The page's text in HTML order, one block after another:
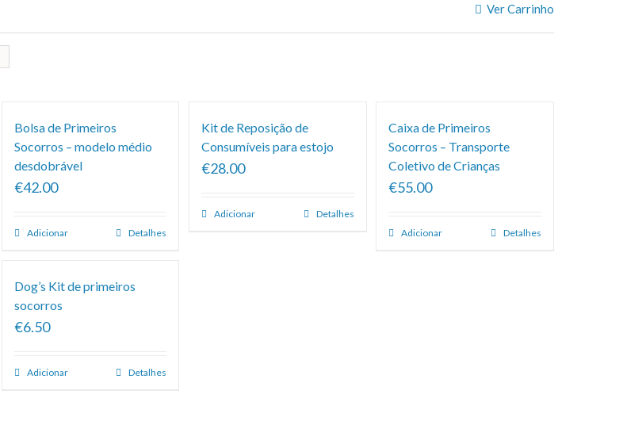
Ver Carrinho
Bolsa de Primeiros
Socorros – modelo médio
desdobrável
€42.00
Adicionar Detalhes
Kit de Reposição de
Consumíveis para estojo
€28.00
Adicionar Detalhes
Caixa de Primeiros
Socorros – Transporte
Coletivo de Crianças
€55.00
Adicionar Detalhes
Dog’s Kit de primeiros
socorros
€6.50
Adicionar Detalhes